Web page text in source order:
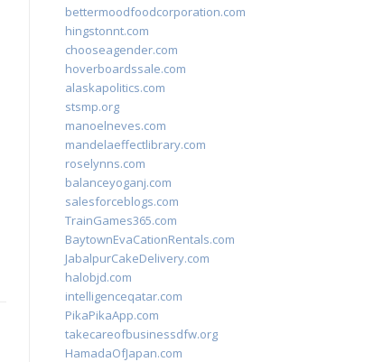
bettermoodfoodcorporation.com
hingstonnt.com
chooseagender.com
hoverboardssale.com
alaskapolitics.com
stsmp.org
manoelneves.com
mandelaeffectlibrary.com
roselynns.com
balanceyoganj.com
salesforceblogs.com
TrainGames365.com
BaytownEvaCationRentals.com
JabalpurCakeDelivery.com
halobjd.com
intelligenceqatar.com
PikaPikaApp.com
takecareofbusinessdfw.org
HamadaOfJapan.com